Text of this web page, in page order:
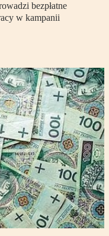
bezpłatne
w kampanii